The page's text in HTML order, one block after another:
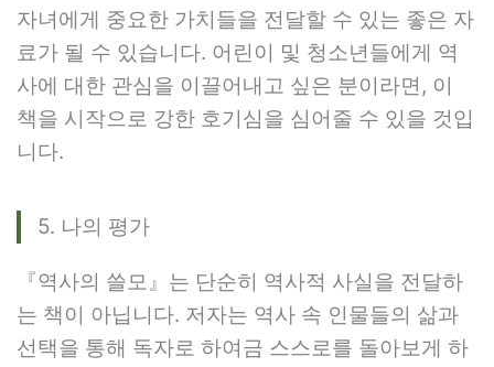
자녀에게 중요한 가치들을 전달할 수 있는 좋은 자
료가 될 수 있습니다. 어린이 및 청소년들에게 역
사에 대한 관심을 이끌어내고 싶은 분이라면, 이
책을 시작으로 강한 호기심을 심어줄 수 있을 것입
니다.
5. 나의 평가
『역사의 쓸모』는 단순히 역사적 사실을 전달하
는 책이 아닙니다. 저자는 역사 속 인물들의 삶과
선택을 통해 독자로 하여금 스스로를 돌아보게 하